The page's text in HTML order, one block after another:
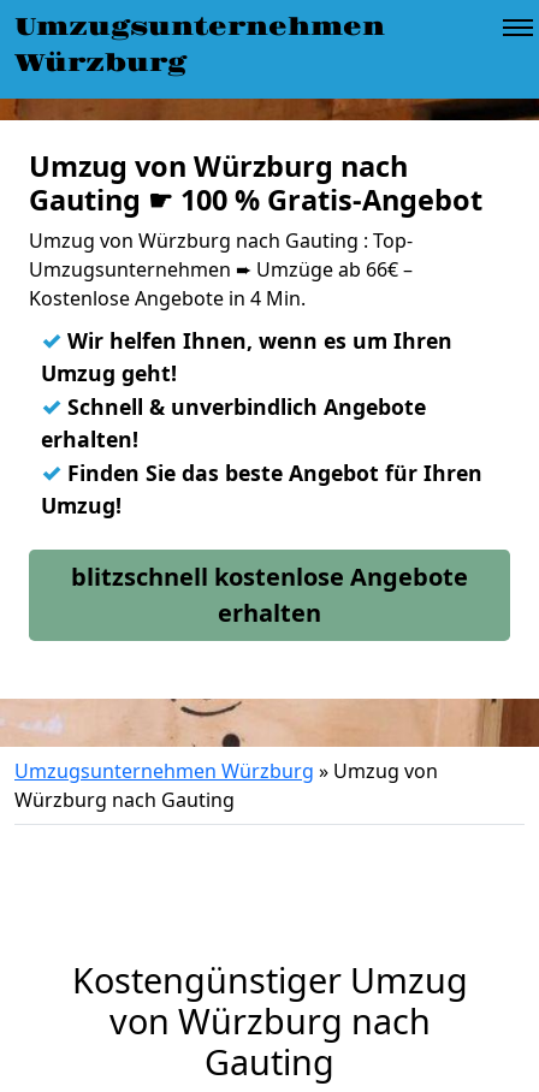
Umzugsunternehmen
Würzburg
Umzug von Würzburg nach
Gauting ☛ 100 % Gratis-Angebot
Umzug von Würzburg nach Gauting : Top-
Umzugsunternehmen ➨ Umzüge ab 66€ –
Kostenlose Angebote in 4 Min.
✓ Wir helfen Ihnen, wenn es um Ihren
Umzug geht!
✓ Schnell & unverbindlich Angebote
erhalten!
✓ Finden Sie das beste Angebot für Ihren
Umzug!
blitzschnell kostenlose Angebote
erhalten
Umzugsunternehmen Würzburg » Umzug von
Würzburg nach Gauting
Kostengünstiger Umzug
von Würzburg nach
Gauting